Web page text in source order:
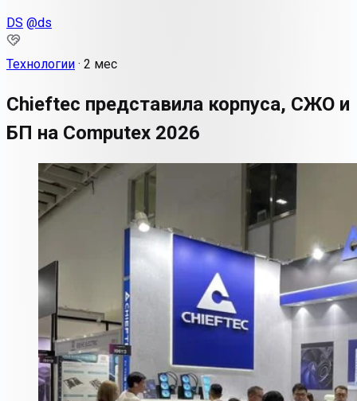
DS @ds
Технологии · 2 мес
Chieftec представила корпуса, СЖО и
БП на Computex 2026